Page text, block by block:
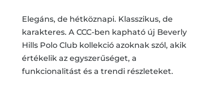
Elegáns, de hétköznapi. Klasszikus, de
karakteres. A CCC-ben kapható új Beverly
Hills Polo Club kollekció azoknak szól, akik
értékelik az egyszerűséget, a
funkcionalitást és a trendi részleteket.